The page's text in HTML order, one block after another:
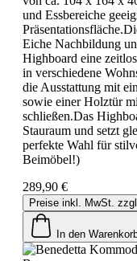
und Essbereiche
Eiche Nachbildung
Highboard eine
in verschiedene
die Ausstattung mit
sowie einer Holztür
schließen.Das
Stauraum und setzt
perfekte Wahl für
Beimöbel!)
289,90 €
Preise inkl. MwSt.
In den